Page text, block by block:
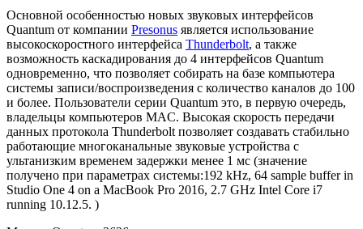
Основной особенностью новых звуковых интерфейсов
Quantum от компании Presonus является использование
высокоскоростного интерфейса Thunderbolt, а также
возможность каскадирования до 4 интерфейсов Quantum
одновременно, что позволяет собирать на базе компьютера
системы записи/воспроизведения с количество каналов до 100
и более. Пользователи серии Quantum это, в первую очередь,
владельцы компьютеров MAC. Высокая скорость передачи
данных протокола Thunderbolt позволяет создавать стабильно
работающие многоканальные звуковые устройства с
ультанизким временем задержки менее 1 мс (значение
получено при параметрах системы:192 kHz, 64 sample buffer in
Studio One 4 on a MacBook Pro 2016, 2.7 GHz Intel Core i7
running 10.12.5. )